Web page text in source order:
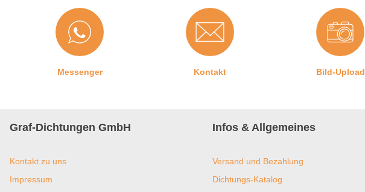
Messenger Kontakt Bild-Upload
Graf-Dichtungen GmbH
Kontakt zu uns
Impressum
Infos & Allgemeines
Versand und Bezahlung
Dichtungs-Katalog